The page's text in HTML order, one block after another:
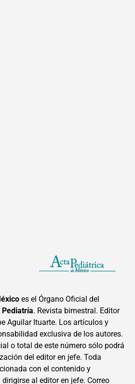
es el Órgano Oficial del
. Revista bimestral. Editor
Aguilar Ituarte. Los artículos y
exclusiva de los autores.
o total de este número sólo podrá
del editor en jefe. Toda
con el contenido y
al editor en jefe. Correo